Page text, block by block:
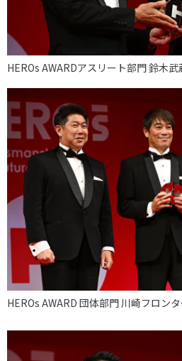
HEROs AWARDアスリート部門 鈴木武
HEROs AWARD 団体部門 川崎フロン